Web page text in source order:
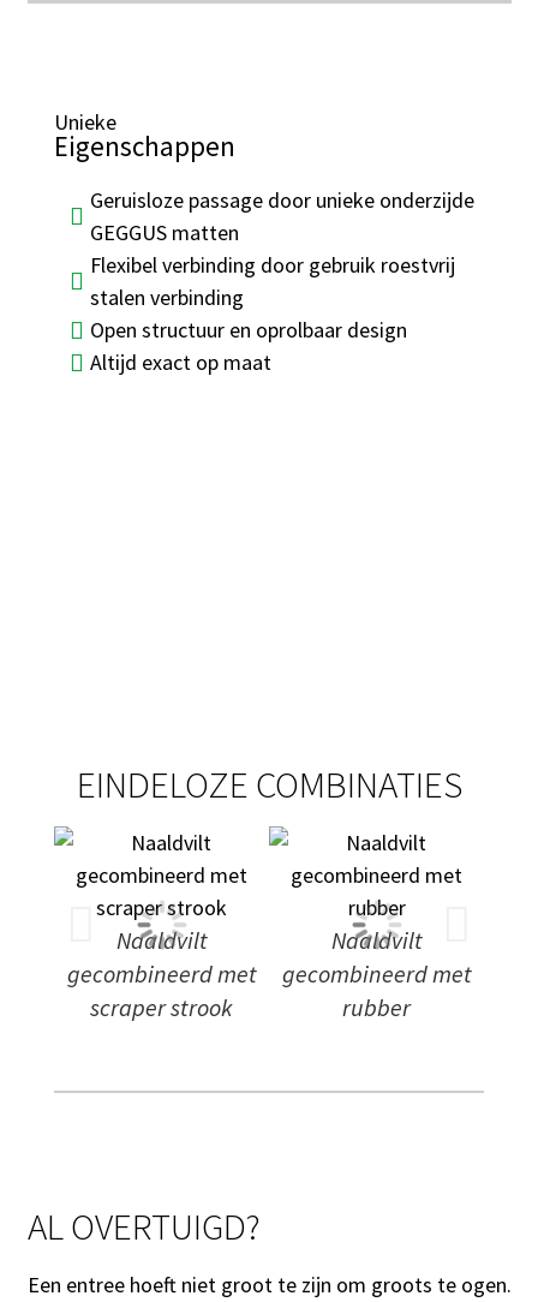
Unieke
Eigenschappen
Geruisloze passage door unieke onderzijde
GEGGUS matten
Flexibel verbinding door gebruik roestvrij
stalen verbinding
Open structuur en oprolbaar design
Altijd exact op maat
EINDELOZE COMBINATIES
Naaldvilt
gecombineerd met
scraper strook
Naaldvilt
gecombineerd met
rubber
AL OVERTUIGD?
Een entree hoeft niet groot te zijn om groots te ogen.